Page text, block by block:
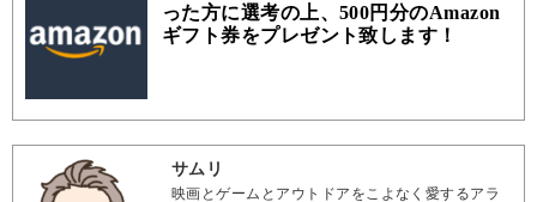
った方に選考の上、500円分のAmazon
ギフト券をプレゼント致します！
サムリ
映画とゲームとアウトドアをこよなく愛するアラ